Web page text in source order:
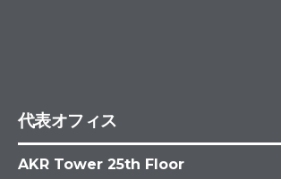
代表オフィス
AKR Tower 25th Floor